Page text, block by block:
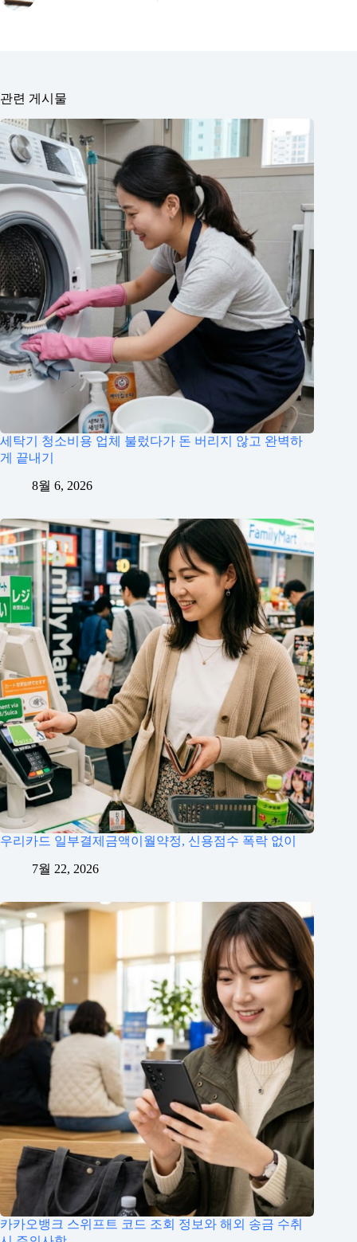
관련 게시물
세탁기 청소비용 업체 불렀다가 돈 버리지 않고 완벽하
게 끝내기
8월 6, 2026
우리카드 일부결제금액이월약정, 신용점수 폭락 없이
7월 22, 2026
카카오뱅크 스위프트 코드 조회 정보와 해외 송금 수취